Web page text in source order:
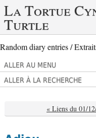
La Tortue
Turtle
Random diary entries /
ALLER AU MENU
ALLER À LA RECHERCHE
« Liens du 01/